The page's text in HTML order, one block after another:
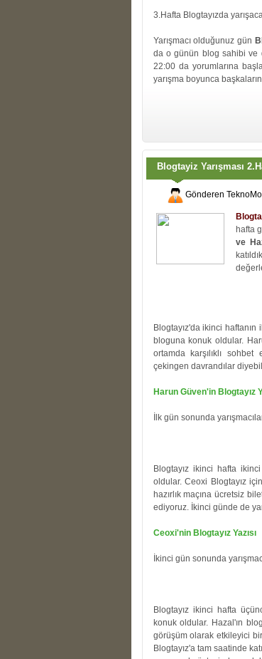
3.Hafta Blogtayızda
Yarışmacı olduğunuz gün
da o günün blog sahibi ve
22:00 da yorumlarına
yarışma boyunca
Blogtayiz Yarışması
Gönderen
hafta
ve
Blogtayız'da ikinci haftanın
bloguna konuk oldular.
ortamda karşılıklı sohbet
çekingen davrandılar
Harun Güven'in Blogtayız
İlk gün sonunda
Blogtayız ikinci hafta ikinci
oldular. Ceoxi Blogtayız
hazırlık maçına ücretsiz
ediyoruz. İkinci günde de
Ceoxi'nin Blogtayız Yazısı
İkinci gün sonunda
Blogtayız ikinci hafta
konuk oldular. Hazal'ın
görüşüm olarak etkileyici
Blogtayız'a tam saatinde